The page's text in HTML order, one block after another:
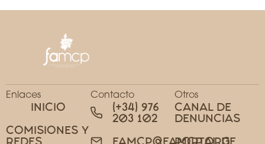
Enlaces
INICIO
COMISIONES Y
Contacto
(+34) 976
203 102
Otros
CANAL DE
DENUNCIAS